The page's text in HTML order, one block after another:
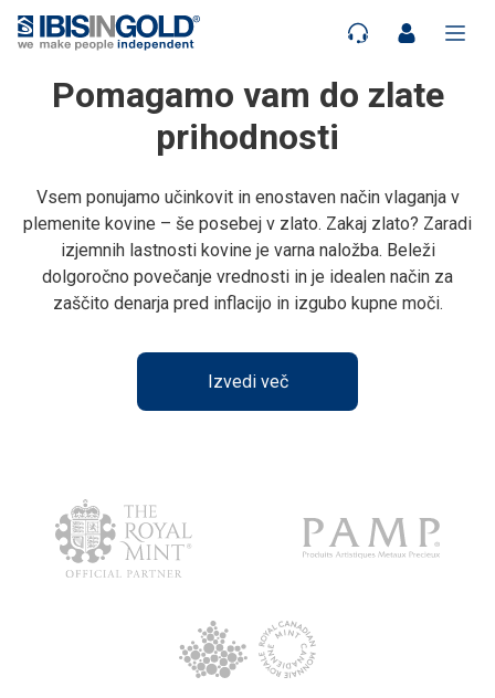
Pomagamo vam do zlate
prihodnosti
Vsem ponujamo učinkovit in enostaven način vlaganja v
plemenite kovine – še posebej v zlato. Zakaj zlato? Zaradi
izjemnih lastnosti kovine je varna naložba. Beleži
dolgoročno povečanje vrednosti in je idealen način za
zaščito denarja pred inflacijo in izgubo kupne moči.
Izvedi več